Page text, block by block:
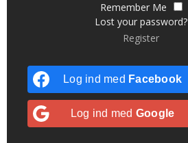
Remember Me
Lost your password?
Register
Log ind med Facebook
Log ind med Google